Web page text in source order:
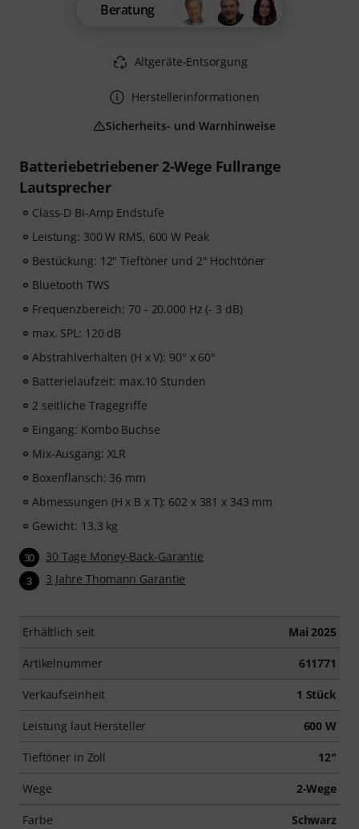
Batteriebetriebener 2-Wege Fullrange
Lautsprecher
Class-D Bi-Amp Endstufe
Leistung: 300 W RMS, 600 W Peak
Bestückung: 12" Tieftöner und 2" Hochtöner
Bluetooth TWS
Frequenzbereich: 70 - 20.000 Hz (- 3 dB)
max. SPL: 120 dB
Abstrahlverhalten (H x V): 90° x 60°
Batterielaufzeit: max.10 Stunden
2 seitliche Tragegriffe
Eingang: Kombo Buchse
Mix-Ausgang: XLR
Boxenflansch: 36 mm
Abmessungen (H x B x T): 602 x 381 x 343 mm
Gewicht: 13,3 kg
30 30 Tage Money-Back-Garantie
3 3 Jahre Thomann Garantie
Erhältlich seit Mai 2025
Artikelnummer 611771
Verkaufseinheit 1 Stück
Leistung laut Hersteller 600 W
Tieftöner in Zoll 12"
Wege 2-Wege
Farbe Schwarz
Beratung
Altgeräte-Entsorgung
Herstellerinformationen
Sicherheits- und Warnhinweise